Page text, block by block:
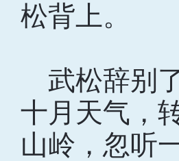
松背上。
武松辞别
十月天气，
山岭，忽听